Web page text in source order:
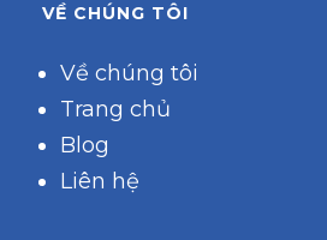
VỀ CHÚNG TÔI
Về chúng tôi
Trang chủ
Blog
Liên hệ